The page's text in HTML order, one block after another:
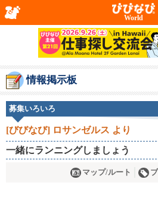
World
情報掲示板
募集いろいろ
[びびなび] ロサンゼルス より
一緒にランニングしましょう
マップ/ルート